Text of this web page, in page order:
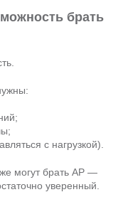
брать
с нагрузкой).
могут брать AP —
уверенный.